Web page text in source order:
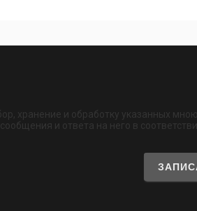
хранение и обработку указанных мною
и ответа на него в